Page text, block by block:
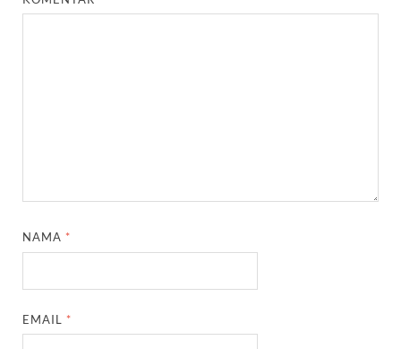
NAMA *
EMAIL *